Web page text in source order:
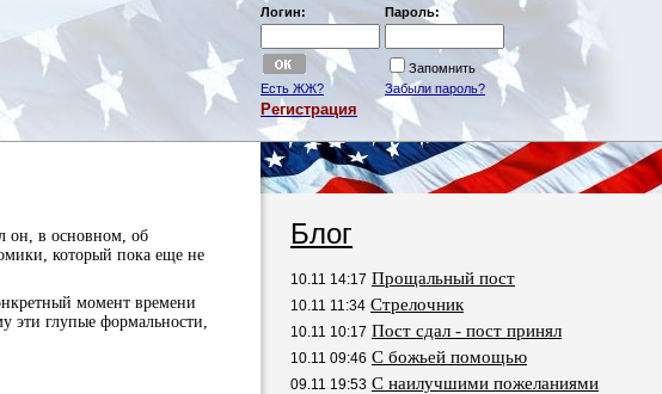
Логин: Пароль:
Запомнить
Есть ЖЖ?
Забыли пароль?
Регистрация
он, в основном, об
который пока еще не
момент времени
эти глупые формальности,
Блог
10.11 14:17 Прощальный пост
10.11 11:34 Стрелочник
10.11 10:17 Пост сдал - пост принял
10.11 09:46 С божьей помощью
09.11 19:53 С наилучшими пожеланиями